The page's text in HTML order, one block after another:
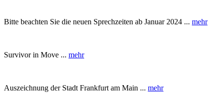
Bitte beachten Sie die neuen Sprechzeiten ab Januar 2024 ... mehr
Survivor in Move ... mehr
Auszeichnung der Stadt Frankfurt am Main ... mehr